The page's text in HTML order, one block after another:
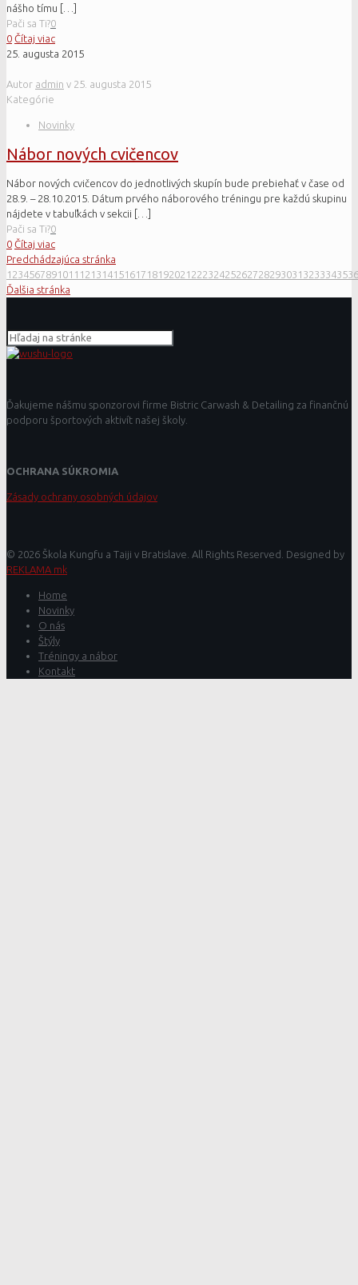
nášho tímu
Pači sa Ti?0
0 Čítaj viac
25. augusta 2015
Autor admin v 25. augusta 2015
Kategórie
Novinky
Nábor nových cvičencov
Nábor nových cvičencov do jednotlivých skupín bude prebiehať v čase od
28.9. – 28.10.2015. Dátum prvého náborového tréningu pre každú skupinu
nájdete v tabuľkách v sekcii […]
Pači sa Ti?0
0 Čítaj viac
Predchádzajúca stránka
1 234567891011 12 13 14151617 18192021 22232425262728293031 3233343536
Ďalšia stránka
Ďakujeme nášmu sponzorovi firme Bistric Carwash & Detailing za finančnú
podporu športových aktivít našej školy.
OCHRANA SÚKROMIA
Zásady ochrany osobných údajov
© 2026 Škola Kungfu a Taiji v Bratislave. All Rights Reserved. Designed by
REKLAMA mk
Home
Novinky
O nás
Štýly
Tréningy a nábor
Kontakt